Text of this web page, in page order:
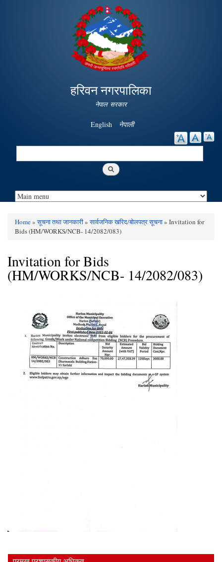
Skip to
main
content
हरिवन नगरपालिका
नेपाल सरकार
English नेपाली
Search
You are here
Home»सूचना तथा जानकारी»सार्वजनिक खरिद/बोलपत्र सूचना» Invitation for
Bids (HM/WORKS/NCB- 14/2082/083)
Invitation for Bids
(HM/WORKS/NCB- 14/2082/083)